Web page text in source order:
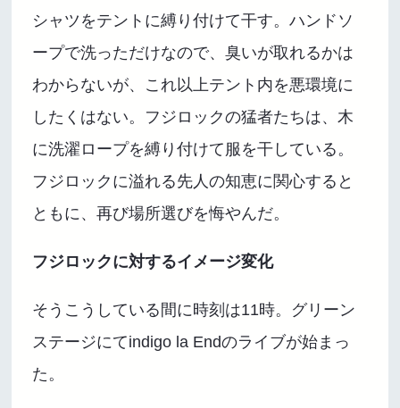
シャツをテントに縛り付けて干す。ハンドソ
ープで洗っただけなので、臭いが取れるかは
わからないが、これ以上テント内を悪環境に
したくはない。フジロックの猛者たちは、木
に洗濯ロープを縛り付けて服を干している。
フジロックに溢れる先人の知恵に関心すると
ともに、再び場所選びを悔やんだ。
フジロックに対するイメージ変化
そうこうしている間に時刻は11時。グリーン
ステージにてindigo la Endのライブが始まっ
た。